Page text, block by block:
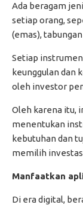
Ada beragam
setiap orang,
(emas),
Setiap
keunggulan dan
oleh investor
Oleh karena itu,
menentukan
kebutuhan dan
memilih
Manfaatkan
Di era digital,